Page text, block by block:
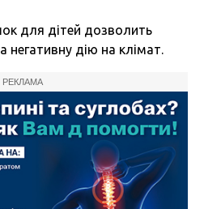
для дітей дозволить
негативну дію на клімат.
РЕКЛАМА